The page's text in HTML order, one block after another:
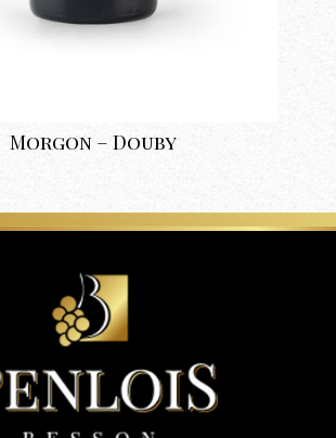
Morgon – Douby